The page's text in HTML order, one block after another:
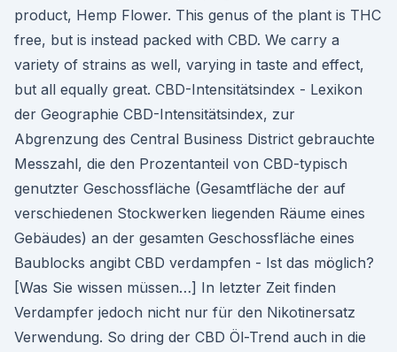
product, Hemp Flower. This genus of the plant is THC
free, but is instead packed with CBD. We carry a
variety of strains as well, varying in taste and effect,
but all equally great. CBD-Intensitätsindex - Lexikon
der Geographie CBD-Intensitätsindex, zur
Abgrenzung des Central Business District gebrauchte
Messzahl, die den Prozentanteil von CBD-typisch
genutzter Geschossfläche (Gesamtfläche der auf
verschiedenen Stockwerken liegenden Räume eines
Gebäudes) an der gesamten Geschossfläche eines
Baublocks angibt CBD verdampfen - Ist das möglich?
[Was Sie wissen müssen…] In letzter Zeit finden
Verdampfer jedoch nicht nur für den Nikotinersatz
Verwendung. So dring der CBD Öl-Trend auch in die